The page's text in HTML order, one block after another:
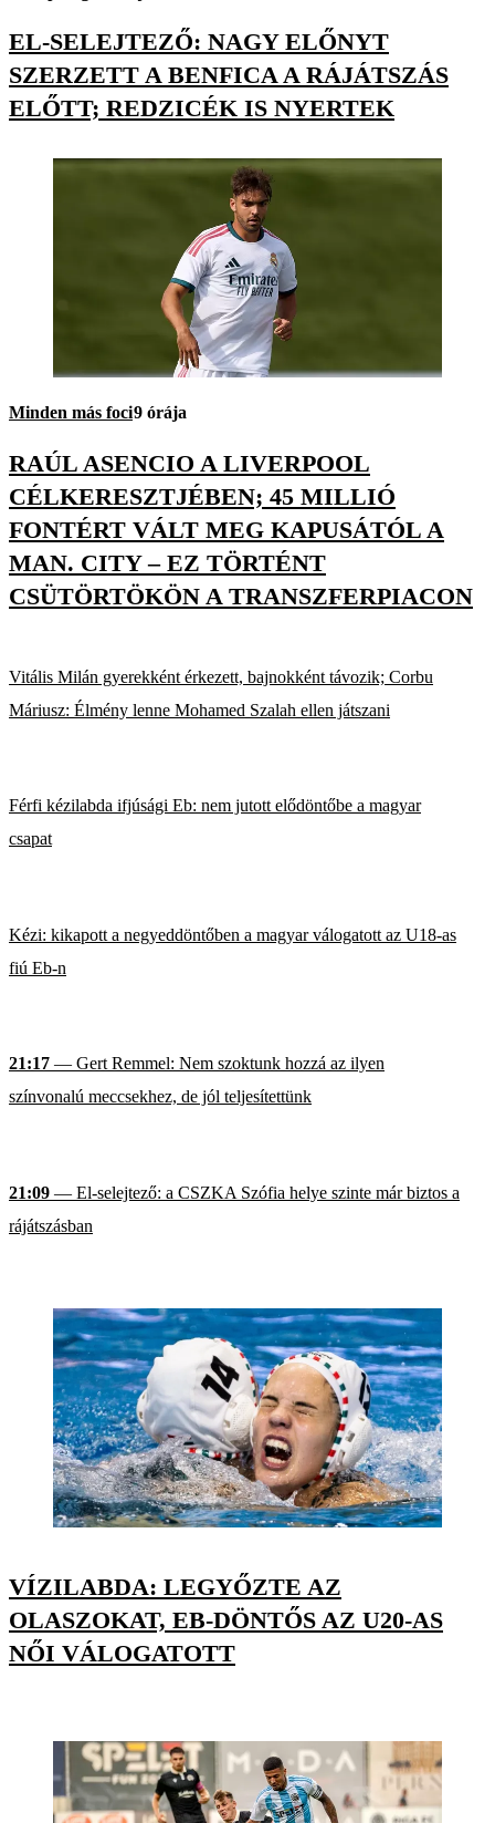
EL-SELEJTEZŐ: NAGY ELŐNYT
SZERZETT A BENFICA A RÁJÁTSZÁS
ELŐTT; REDZICÉK IS NYERTEK
Minden más foci9 órája
RAÚL ASENCIO A LIVERPOOL
CÉLKERESZTJÉBEN; 45 MILLIÓ
FONTÉRT VÁLT MEG KAPUSÁTÓL A
MAN. CITY – EZ TÖRTÉNT
CSÜTÖRTÖKÖN A TRANSZFERPIACON
Vitális Milán gyerekként érkezett, bajnokként távozik; Corbu
Máriusz: Élmény lenne Mohamed Szalah ellen játszani
Férfi kézilabda ifjúsági Eb: nem jutott elődöntőbe a magyar
csapat
Kézi: kikapott a negyeddöntőben a magyar válogatott az U18-as
fiú Eb-n
21:17 — Gert Remmel: Nem szoktunk hozzá az ilyen
színvonalú meccsekhez, de jól teljesítettünk
21:09 — El-selejtező: a CSZKA Szófia helye szinte már biztos a
rájátszásban
VÍZILABDA: LEGYŐZTE AZ
OLASZOKAT, EB-DÖNTŐS AZ U20-AS
NŐI VÁLOGATOTT